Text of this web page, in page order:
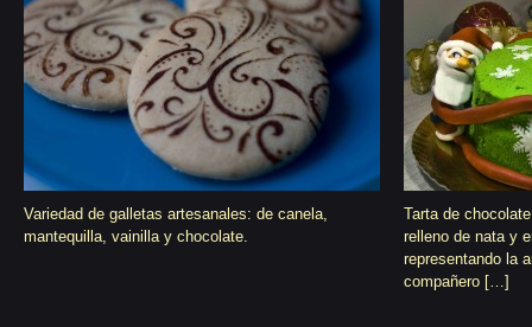
Variedad de galletas artesanales: de canela,
mantequilla, vainilla y chocolate.
Tarta de
relleno de nata y
representando la
compañero […]